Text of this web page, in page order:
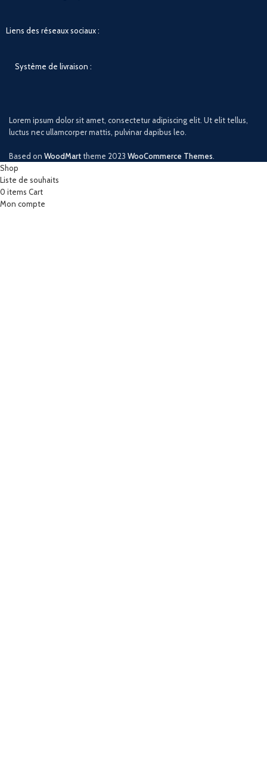
Liens des réseaux sociaux :
Système de livraison :
Lorem ipsum dolor sit amet, consectetur adipiscing elit. Ut elit tellus,
luctus nec ullamcorper mattis, pulvinar dapibus leo.
Based on WoodMarttheme 2023 WooCommerce Themes.
Shop
Liste de souhaits
0 items Cart
Mon compte